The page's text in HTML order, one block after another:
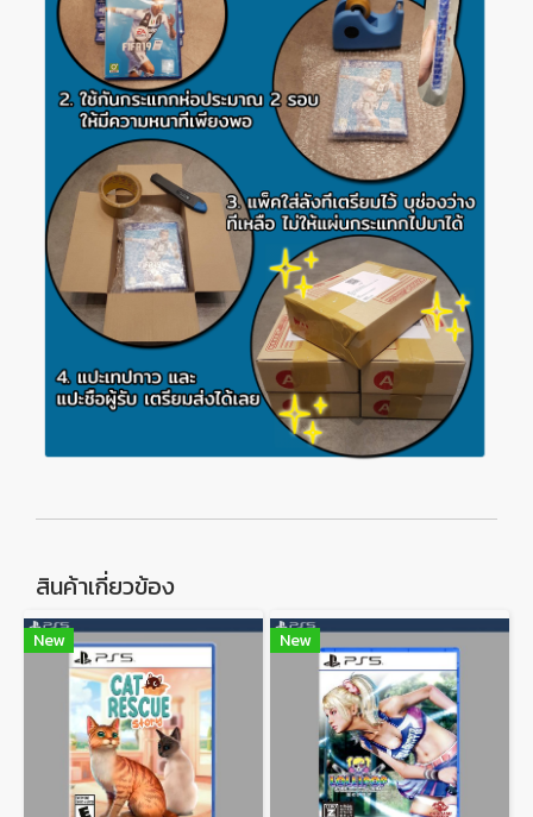
สินค้าเกี่ยวข้อง
New New